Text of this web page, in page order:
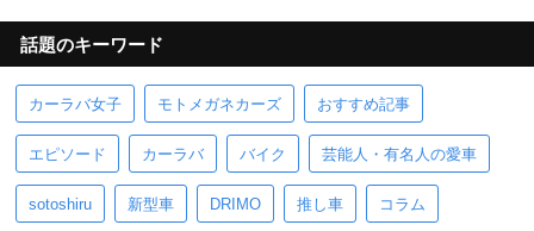
話題のキーワード
カーラバ女子 モトメガネカーズ おすすめ記事
エピソード カーラバ バイク 芸能人・有名人の愛車
sotoshiru 新型車 DRIMO 推し車 コラム